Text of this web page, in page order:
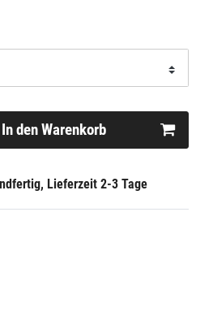
In den Warenkorb
Lieferzeit 2-3 Tage